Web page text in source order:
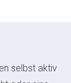
selbst aktiv